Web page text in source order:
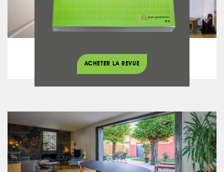
Un cocon de vie en plein centre de Toulouse
voir le projet
ACHETER LA REVUE